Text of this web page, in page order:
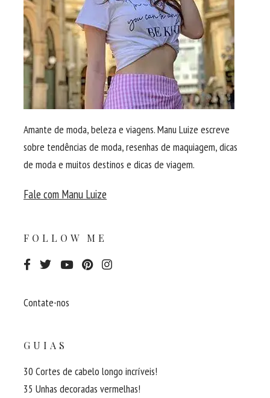
Amante de moda, beleza e viagens. Manu Luize escreve
sobre tendências de moda, resenhas de maquiagem, dicas
de moda e muitos destinos e dicas de viagem.
Fale com Manu Luize
FOLLOW ME
Contate-nos
GUIAS
30 Cortes de cabelo longo incríveis!
35 Unhas decoradas vermelhas!